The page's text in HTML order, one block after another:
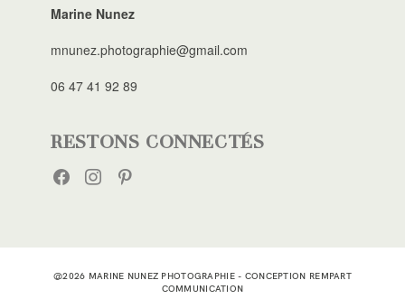
Marine Nunez
mnunez.photographie@gmail.com
06 47 41 92 89
RESTONS CONNECTÉS
@2026 MARINE NUNEZ PHOTOGRAPHIE - CONCEPTION REMPART
COMMUNICATION